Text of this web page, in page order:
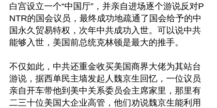
白宫设立一个“中国厅”，并亲自进场逐个游说反对P
NTR的国会议员，最终成功地疏通了国会给予的中
国永久贸易特权，次年中共成功入世。可以说中共
能够入世，美国前总统克林顿是最大的推手。
不仅如此，中共还重金收买美国商界大佬为其站台
游说，据西单民主墙发起人魏京生回忆，一位议员
亲自开车带他到美中关系委员会主席家里，那里有
二三十位美国大企业高管，他们劝说魏京生能利用